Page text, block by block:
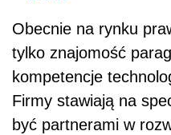
Obecnie na rynku
tylko znajomość
kompetencje
Firmy stawiają na
być partnerami w